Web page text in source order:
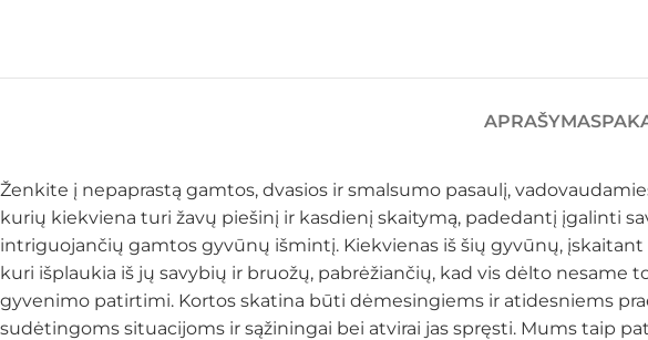
APRAŠYMAS
Ženkite į nepaprastą gamtos, dvasios ir smalsumo pasaulį,
kurių kiekviena turi žavų piešinį ir kasdienį skaitymą, padedantį įgalinti
intriguojančių gamtos gyvūnų išmintį. Kiekvienas iš šių gyvūnų,
kuri išplaukia iš jų savybių ir bruožų, pabrėžiančių, kad vis dėlto
gyvenimo patirtimi. Kortos skatina būti dėmesingiems ir atidesniems
sudėtingoms situacijoms ir sąžiningai bei atvirai jas spręsti. Mums taip